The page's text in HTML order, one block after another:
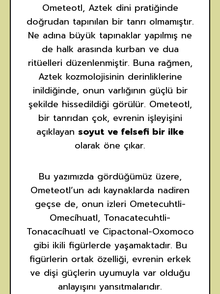
Ometeotl, Aztek dini pratiğinde
doğrudan tapınılan bir tanrı olmamıştır.
Ne adına büyük tapınaklar yapılmış ne
de halk arasında kurban ve dua
ritüelleri düzenlenmiştir. Buna rağmen,
Aztek kozmolojisinin derinliklerine
inildiğinde, onun varlığının güçlü bir
şekilde hissedildiği görülür. Ometeotl,
bir tanrıdan çok, evrenin işleyişini
açıklayan soyut ve felsefi bir ilke
olarak öne çıkar.
Bu yazımızda gördüğümüz üzere,
Ometeotl’un adı kaynaklarda nadiren
geçse de, onun izleri Ometecuhtli-
Omecíhuatl, Tonacatecuhtli-
Tonacacíhuatl ve Cipactonal-Oxomoco
gibi ikili figürlerde yaşamaktadır. Bu
figürlerin ortak özelliği, evrenin erkek
ve dişi güçlerin uyumuyla var olduğu
anlayışını yansıtmalarıdır.